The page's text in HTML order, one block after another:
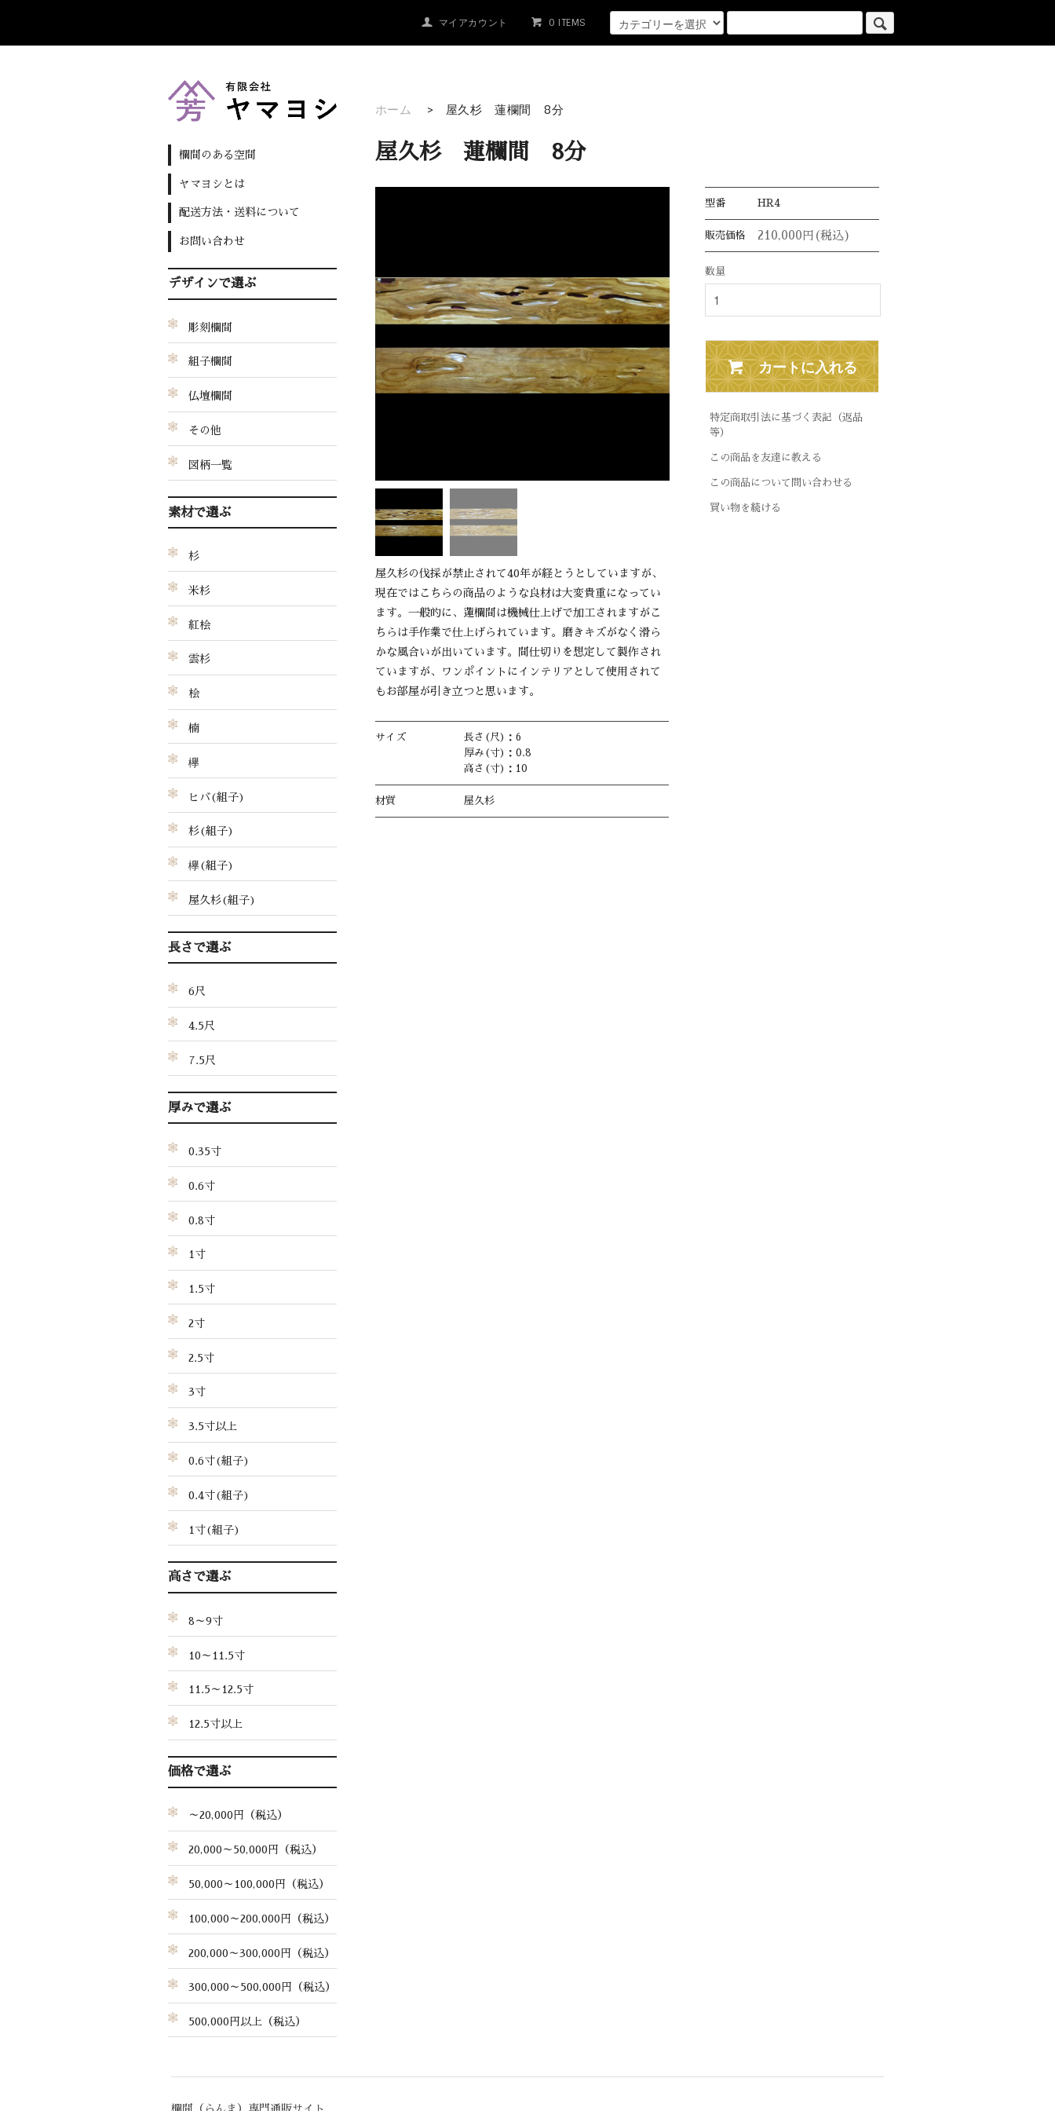
マイアカウント 0 ITEMS
ホーム > 屋久杉 蓮欄間 8分
屋久杉 蓮欄間 8分
屋久杉の伐採が禁止されて40年が経とうとしていますが、
現在ではこちらの商品のような良材は大変貴重になってい
ます。一般的に、蓮欄間は機械仕上げで加工されますがこ
ちらは手作業で仕上げられています。磨きキズがなく滑ら
かな風合いが出いています。間仕切りを想定して製作され
ていますが、ワンポイントにインテリアとして使用されて
もお部屋が引き立つと思います。
サイズ
長さ(尺)：6
厚み(寸)：0.8
高さ(寸)：10
材質 屋久杉
型番 HR4
販売価格 210,000円(税込)
数量
カートに入れる
特定商取引法に基づく表記（返品
等）
この商品を友達に教える
この商品について問い合わせる
買い物を続ける
欄間のある空間
ヤマヨシとは
配送方法・送料について
お問い合わせ
デザインで選ぶ
彫刻欄間
組子欄間
仏壇欄間
その他
図柄一覧
素材で選ぶ
杉
米杉
紅桧
雲杉
桧
楠
欅
ヒバ(組子)
杉(組子)
欅(組子)
屋久杉(組子)
長さで選ぶ
6尺
4.5尺
7.5尺
厚みで選ぶ
0.35寸
0.6寸
0.8寸
1寸
1.5寸
2寸
2.5寸
3寸
3.5寸以上
0.6寸(組子)
0.4寸(組子)
1寸(組子)
高さで選ぶ
8～9寸
10～11.5寸
11.5～12.5寸
12.5寸以上
価格で選ぶ
～20,000円（税込）
20,000～50,000円（税込）
50,000～100,000円（税込）
100,000～200,000円（税込）
200,000～300,000円（税込）
300,000～500,000円（税込）
500,000円以上（税込）